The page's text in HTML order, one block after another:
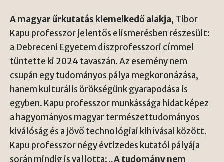
A magyar űrkutatás kiemelkedő alakja, Tibor
Kapu professzor jelentős elismerésben részesült:
a Debreceni Egyetem díszprofesszori címmel
tüntette ki 2024 tavaszán. Az esemény nem
csupán egy tudományos pálya megkoronázása,
hanem kulturális örökségünk gyarapodása is
egyben. Kapu professzor munkássága hidat képez
a hagyományos magyar természettudományos
kiválóság és a jövő technológiai kihívásai között.
Kapu professzor négy évtizedes kutatói pályája
során mindig is vallotta:„A tudomány nem